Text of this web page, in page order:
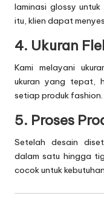
laminasi glossy
itu, klien dapat
4. Ukuran
Kami melayani
ukuran yang tepat,
setiap produk fashion.
5. Proses
Setelah desain
dalam satu hingga
cocok untuk